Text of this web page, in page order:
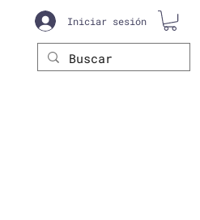
Iniciar sesión